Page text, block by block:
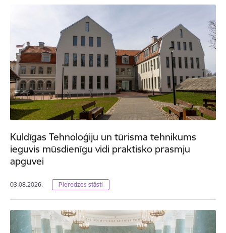
Kuldīgas Tehnoloģiju un tūrisma tehnikums
ieguvis mūsdienīgu vidi praktisko prasmju
apguvei
03.08.2026. Pieredzes stāsti